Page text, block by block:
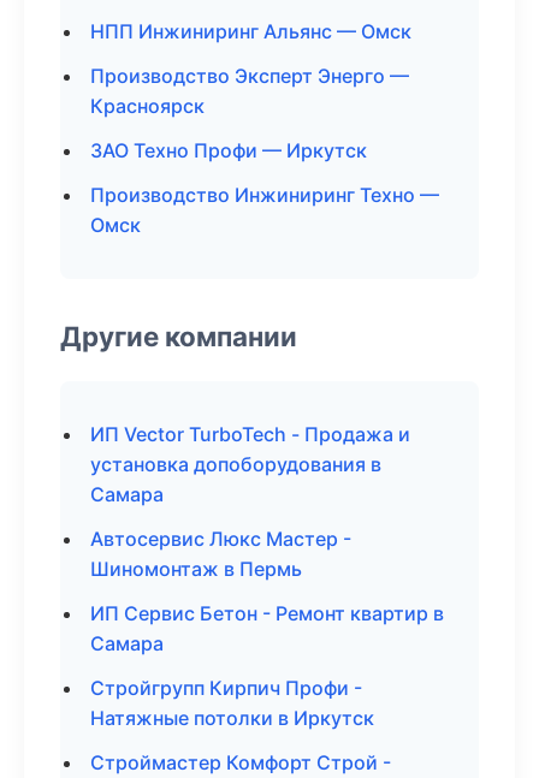
НПП Инжиниринг Альянс — Омск
Производство Эксперт Энерго —
Красноярск
ЗАО Техно Профи — Иркутск
Производство Инжиниринг Техно —
Омск
Другие компании
ИП Vector TurboTech - Продажа и
установка допоборудования в
Самара
Автосервис Люкс Мастер -
Шиномонтаж в Пермь
ИП Сервис Бетон - Ремонт квартир в
Самара
Стройгрупп Кирпич Профи -
Натяжные потолки в Иркутск
Строймастер Комфорт Строй -